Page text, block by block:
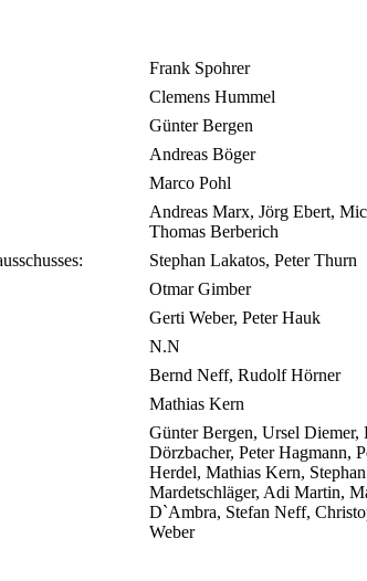
Frank Spohrer
Clemens Hummel
Günter Bergen
Andreas Böger
Marco Pohl
Andreas Marx, Jörg Ebert,
Thomas Berberich
Stephan Lakatos, Peter Thurn
Otmar Gimber
Gerti Weber, Peter Hauk
N.N
Bernd Neff, Rudolf Hörner
Mathias Kern
Günter Bergen, Ursel Diemer,
Dörzbacher, Peter Hagmann,
Herdel, Mathias Kern,
Mardetschläger, Adi Martin,
D`Ambra, Stefan Neff,
Weber